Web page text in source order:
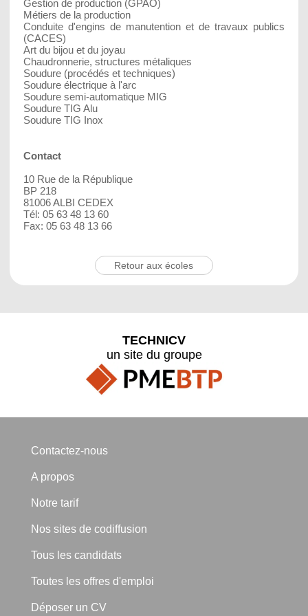
Gestion de production (GPAO)
Métiers de la production
Conduite d'engins de manutention et de travaux publics
(CACES)
Art du bijou et du joyau
Chaudronnerie, structures métaliques
Soudure (procédés et techniques)
Soudure électrique à l'arc
Soudure semi-automatique MIG
Soudure TIG Alu
Soudure TIG Inox
Contact
10 Rue de la République
BP 218
81006 ALBI CEDEX
Tél: 05 63 48 13 60
Fax: 05 63 48 13 66
Retour aux écoles
TECHNICV
un site du groupe
Contactez-nous
A propos
Notre tarif
Nos sites de codiffusion
Tous les candidats
Toutes les offres d'emploi
Déposer un CV